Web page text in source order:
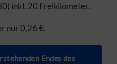
inkl. 20 Freikilometer.
nur 0,26 €.
Endes des